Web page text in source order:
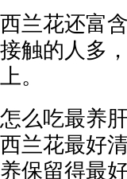
西兰花还富
接触的人多
上。
怎么吃最养
西兰花最好
养保留得最好